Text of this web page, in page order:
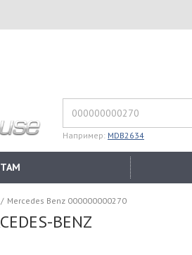
Например: MDB2634
/ Mercedes Benz 000000000270
BENZ